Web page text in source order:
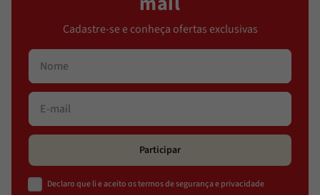
Cadastre-se e conheça ofertas exclusivas
Participar
Declaro que li e aceito os termos de segurança e privacidade